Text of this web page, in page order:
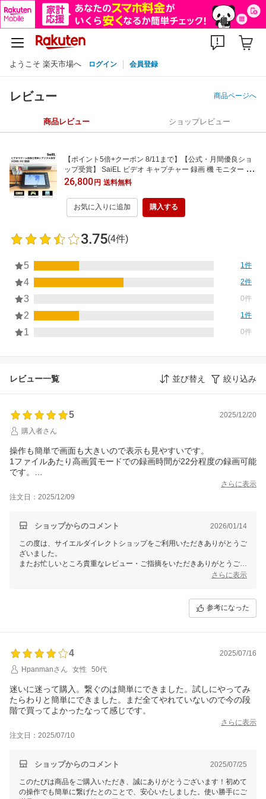
ようこそ 楽天市場へ ログイン 会員登録
レビュー 商品ページへ
商品レビュー ショップレビュー
【ポイント5倍+クーポン 8/11まで】【公式・月間優良ショ
ップ受賞】 SaiEL ビデオ キャプチャー 録画 機 モニター 付
き HDMI RCA 接続 対応 パソコン 不要 音声入力 簡単 操作
ビデオテープ VHS デジタル 保存 SD カード 記録 懐かし 映
像
26,800円 送料無料
お気に入りに追加 購入する
3.75(4件)
5 1件
4 2件
3 0件
2 1件
1 0件
レビュー一覧 並び替え 絞り込み
5
2025/12/20
購入者さん
操作も簡単で画面も大きいので表示も見やすいです。
1ファイルあたり高画質モードでの録画時間が22分程度の録画可能
です。
◯盤の保存にも…
さらに表示
注文日：2025/12/09
ショップからのコメント 2026/01/14
この度は、サイエルダイレクトショップをご利用いただきありがとうご
ざいました。
またお忙しいところ貴重なレビュー・ご指摘をいただきありがとうござ
ご到着しました商品につきましてご不明点などがございましたら、当店
迅速に問題解決できるようご対応させていただきます。
又のご来店を心よりお待ちしております。
す。
さらに表示
参考になった
4
2025/07/16
Hpanmanさん
女性 50代
迷いに迷って購入。繋ぐのは簡単にできました。試しにやってみ
たらわりと簡単にできました。まだ全てやれていないので今の段
階で買ってよかったなって感じです。
さらに表示
注文日：2025/07/10
ショップからのコメント 2025/07/25
このたびは商品をご購入いただき、誠にありがとうございます！初めて
の操作でも簡単に繋げたとのことで、安心いたしました。使い勝手にご